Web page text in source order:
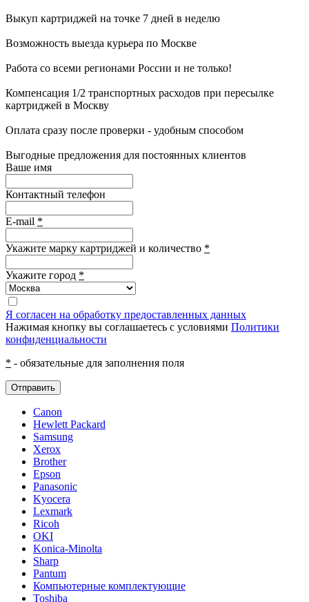
Выкуп картриджей на точке 7 дней в неделю
Возможность выезда курьера по Москве
Работа со всеми регионами России и не только!
Компенсация 1/2 транспортных расходов при пересылке
картриджей в Москву
Оплата сразу после проверки - удобным способом
Выгодные предложения для постоянных клиентов
Ваше имя
Контактный телефон
E-mail *
Укажите марку картриджей и количество *
Укажите город *
Я согласен на обработку предоставленных данных
Нажимая кнопку вы соглашаетесь с условиями Политики
конфиденциальности
* - обязательные для заполнения поля
Отправить
Canon
Hewlett Packard
Samsung
Xerox
Brother
Epson
Panasonic
Kyocera
Lexmark
Ricoh
OKI
Konica-Minolta
Sharp
Pantum
Компьютерные комплектующие
Toshiba